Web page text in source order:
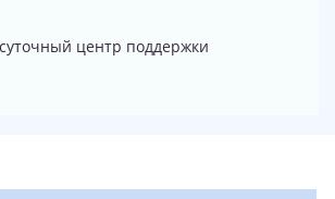
центр поддержки